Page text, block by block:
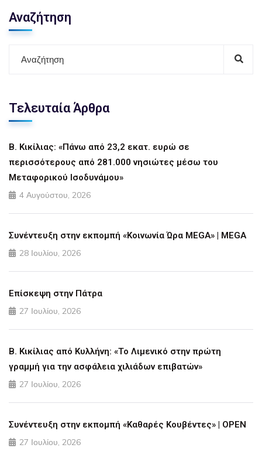
Αναζήτηση
Τελευταία Άρθρα
Β. Κικίλιας: «Πάνω από 23,2 εκατ. ευρώ σε
περισσότερους από 281.000 νησιώτες μέσω του
Μεταφορικού Ισοδυνάμου»
4 Αυγούστου, 2026
Συνέντευξη στην εκπομπή «Κοινωνία Ώρα MEGA» | MEGA
28 Ιουλίου, 2026
Επίσκεψη στην Πάτρα
27 Ιουλίου, 2026
Β. Κικίλιας από Κυλλήνη: «Το Λιμενικό στην πρώτη
γραμμή για την ασφάλεια χιλιάδων επιβατών»
27 Ιουλίου, 2026
Συνέντευξη στην εκπομπή «Καθαρές Κουβέντες» | OPEN
27 Ιουλίου, 2026